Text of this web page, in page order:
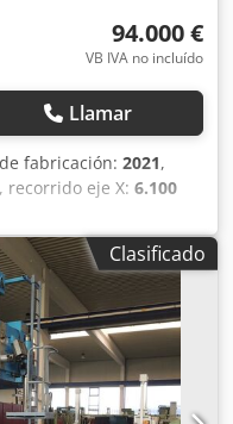
94.000 €
VB IVA no incluído
Llamar
fabricación: 2021,
, recorrido eje X: 6.100
– Totalmente
y versátil fresadora de
modernizada por
Heidenhain TNC
producción
• Eje X
Eje Y (recorrido vertical
axial del carro):
Clasificado